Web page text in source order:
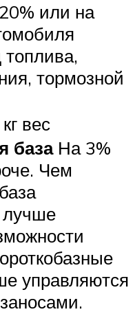
или на
топлива,
тормозной
вес
базаНа 3%
Чем
лучше
управляются